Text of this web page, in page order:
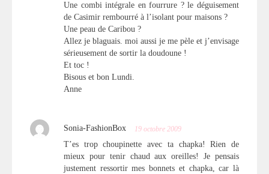
Une combi intégrale en fourrure ? le déguisement
de Casimir rembourré à l’isolant pour maisons ?
Une peau de Caribou ?
Allez je blaguais. moi aussi je me pèle et j’envisage
sérieusement de sortir la doudoune !
Et toc !
Bisous et bon Lundi.
Anne
Sonia-FashionBox 19 octobre 2009
T’es trop choupinette avec ta chapka! Rien de
mieux pour tenir chaud aux oreilles! Je pensais
justement ressortir mes bonnets et chapka, car là